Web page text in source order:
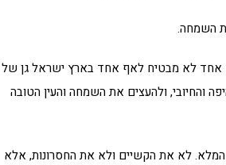
השמחה.
אחד לא מבטיח לאף אחד בארץ ישראל גן של
והחיובי, ולהעצים את השמחה והעין הטובה
לא את הקשיים ולא את החסרונות, אלא